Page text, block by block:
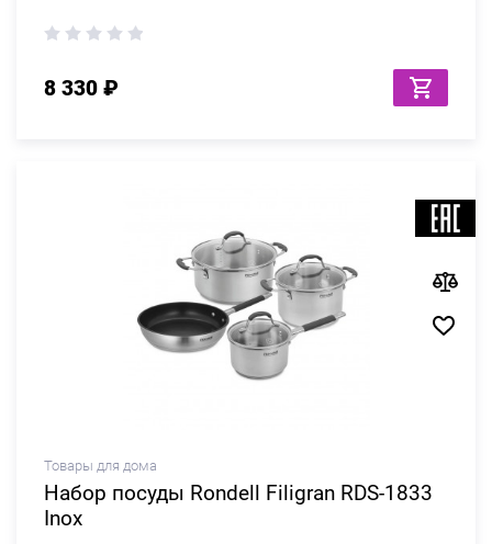
8 330 ₽
Товары для дома
Набор посуды Rondell Filigran RDS-1833
Inox